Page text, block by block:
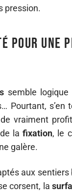
pression.
une
semble
Pourtant, s’en
vraiment
lafixation, le
galère.
aux
corsent, la